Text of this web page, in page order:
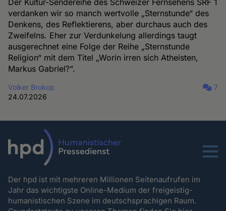
verdanken wir so manch wertvolle „Sternstunde“ des
Denkens, des Reflektierens, aber durchaus auch des
Zweifelns. Eher zur Verdunkelung allerdings taugt
ausgerechnet eine Folge der Reihe „Sternstunde
Religion“ mit dem Titel „Worin irren sich Atheisten,
Markus Gabriel?“.
Volker Brokop
24.07.2026
7
Menu
Der hpd ist mit mehreren Millionen Seitenaufrufen im
Jahr das wichtigste Online-Medium der freigeistig-
humanistischen Szene im deutschsprachigen Raum.